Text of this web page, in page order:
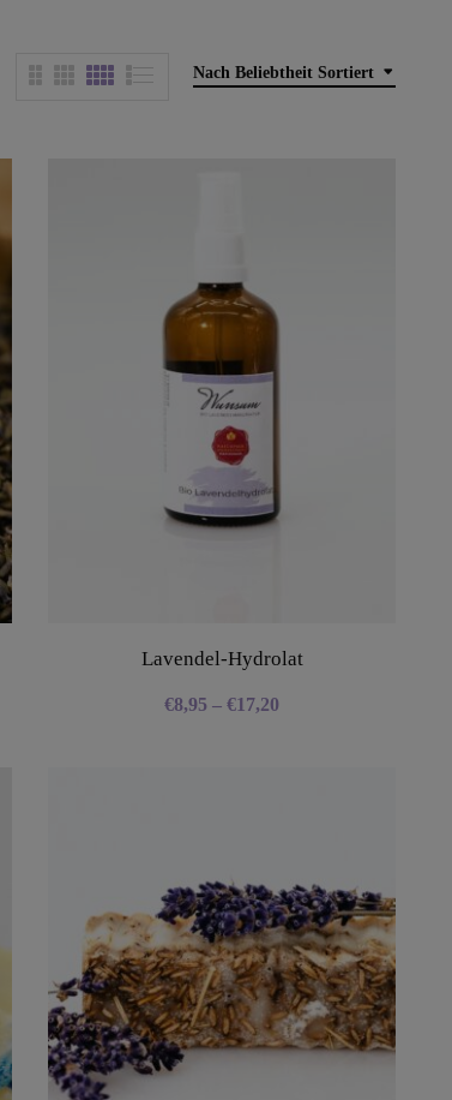
Nach Beliebtheit Sortiert
Lavendel-Hydrolat
€8,95 – €17,20